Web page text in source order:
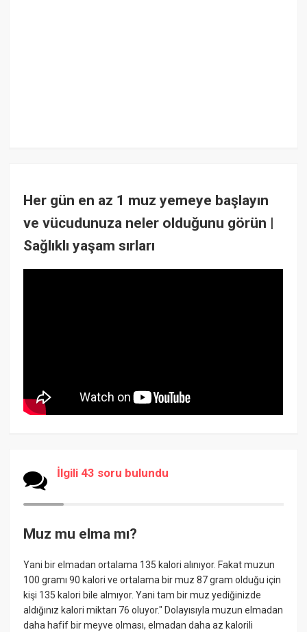
Her gün en az 1 muz yemeye başlayın
ve vücudunuza neler olduğunu görün |
Sağlıklı yaşam sırları
İlgili 43 soru bulundu
Muz mu elma mı?
Yani bir elmadan ortalama 135 kalori alınıyor. Fakat muzun
100 gramı 90 kalori ve ortalama bir muz 87 gram olduğu için
kişi 135 kalori bile almıyor. Yani tam bir muz yediğinizde
aldığınız kalori miktarı 76 oluyor." Dolayısıyla muzun elmadan
daha hafif bir meyve olması, elmadan daha az kalorili